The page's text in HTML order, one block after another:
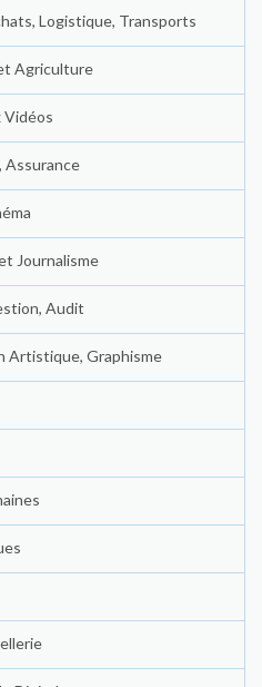
Logistique, Transports
Agriculture
Vidéos
Assurance
Journalisme
Audit
Artistique, Graphisme